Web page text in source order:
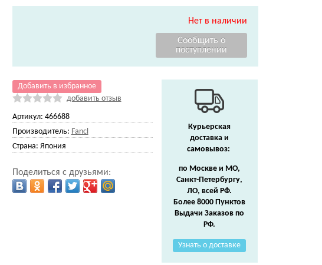
Нет в наличии
Добавить в избранное
добавить отзыв
Артикул: 466688
Производитель: Fancl
Страна: Япония
Поделиться с друзьями:
Курьерская
доставка и
самовывоз:
по Москве и МО,
Санкт-Петербургу,
ЛО, всей РФ.
Более 8000 Пунктов
Выдачи Заказов по
РФ.
Узнать о доставке